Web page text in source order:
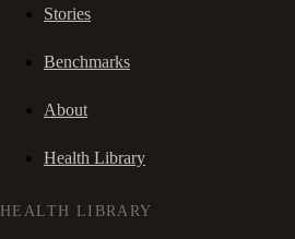
Stories
Benchmarks
About
Health Library
HEALTH LIBRARY